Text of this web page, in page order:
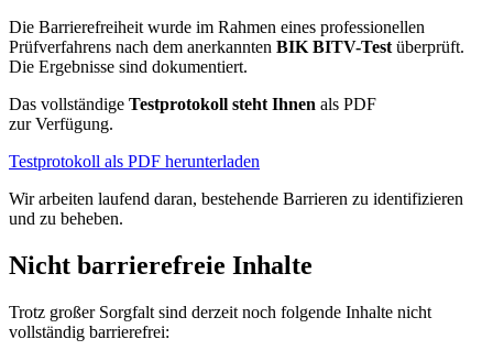
Die Barrierefreiheit wurde im Rahmen eines professionellen
Prüfverfahrens nach dem anerkannten BIK BITV-Test überprüft.
Die Ergebnisse sind dokumentiert.
Das vollständige Testprotokoll steht Ihnen als PDF
zurVerfügung.
Testprotokoll als PDF herunterladen
Wir arbeiten laufend daran, bestehende Barrieren zu identifizieren
und zu beheben.
Nicht barrierefreie Inhalte
Trotz großer Sorgfalt sind derzeit noch folgende Inhalte nicht
vollständig barrierefrei: